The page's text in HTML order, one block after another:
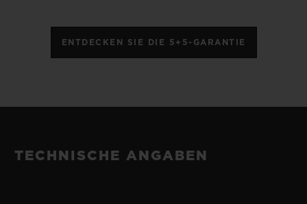
ENTDECKEN SIE DIE 5+5-GARANTIE
TECHNISCHE ANGABEN